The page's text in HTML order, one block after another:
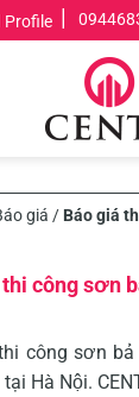
Profile |
giá / Báo giá
công sơn
công sơn
Hà Nội.